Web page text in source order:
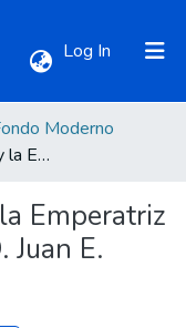
Log In (current)
Moderno
El Castillo de Artega y la Emperatriz de los franceses / por D. Juan E. Delmas.
Emperatriz
Juan E.